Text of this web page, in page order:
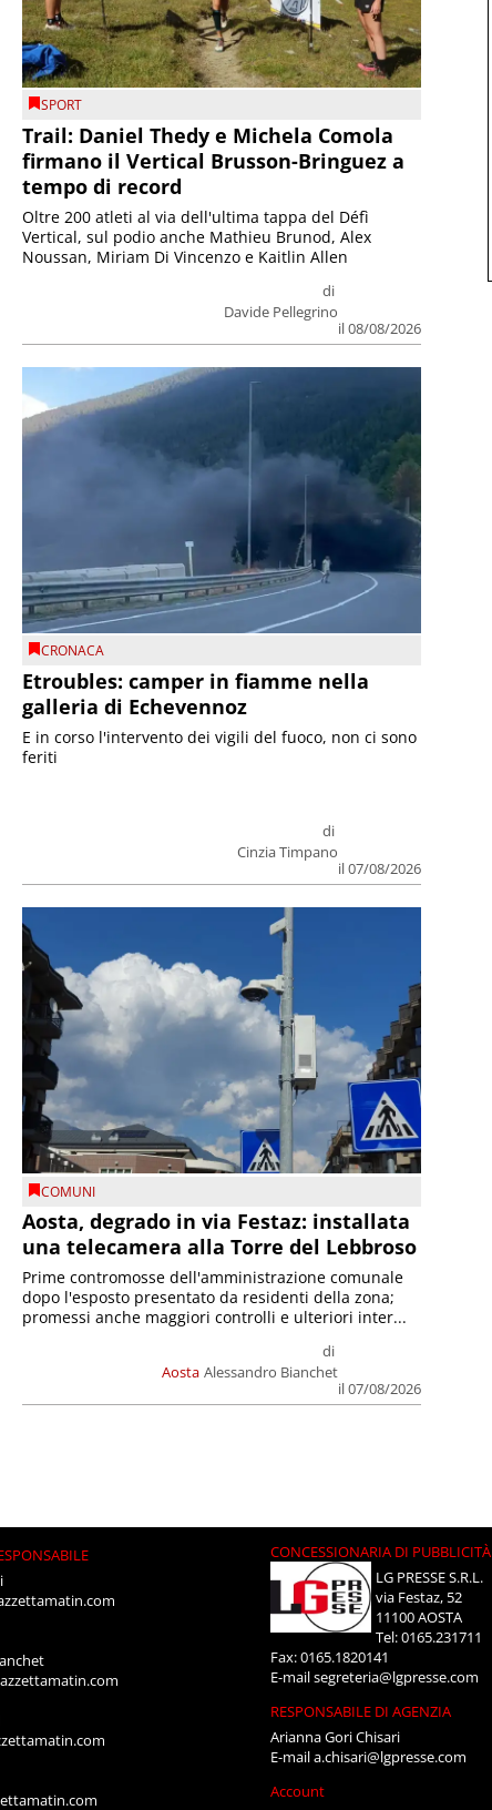
SPORT
Trail: Daniel Thedy e Michela Comola
firmano il Vertical Brusson-Bringuez a
tempo di record
di
Davide Pellegrino
il 08/08/2026
Oltre 200 atleti al via dell'ultima tappa del Défì
Vertical, sul podio anche Mathieu Brunod, Alex
Noussan, Miriam Di Vincenzo e Kaitlin Allen
CRONACA
Etroubles: camper in fiamme nella
galleria di Echevennoz
di
Cinzia Timpano
il 07/08/2026
E in corso l'intervento dei vigili del fuoco, non ci sono
feriti
COMUNI
Aosta, degrado in via Festaz: installata
una telecamera alla Torre del Lebbroso
Aosta
di
Alessandro Bianchet
il 07/08/2026
Prime contromosse dell'amministrazione comunale
dopo l'esposto presentato da residenti della zona;
promessi anche maggiori controlli e ulteriori inter...
CONCESSIONARIA DI PUBBLICITÀ
LG PRESSE S.R.L.
via Festaz, 52
11100 AOSTA
Tel: 0165.231711
Fax: 0165.1820141
E-mailsegreteria@lgpresse.com
RESPONSABILE DI AGENZIA
Arianna Gori Chisari
E-maila.chisari@lgpresse.com
Account